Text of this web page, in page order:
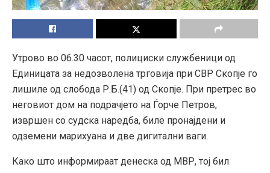
Утрово во 06.30 часот, полициски службеници од
Единицата за недозволена трговија при СВР Скопје го
лишиле од слобода Р.Б.(41) од Скопје. При претрес во
неговиот дом на подрачјето на Ѓорче Петров,
извршен со судска наредба, биле пронајдени и
одземени марихуана и две дигитални ваги.
Како што информираат денеска од МВР, тој бил